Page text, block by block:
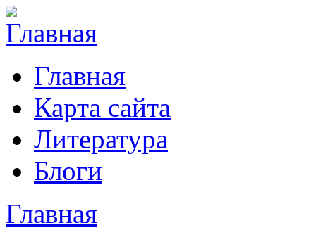
Главная
Карта сайта
Литература
Блоги
Главная